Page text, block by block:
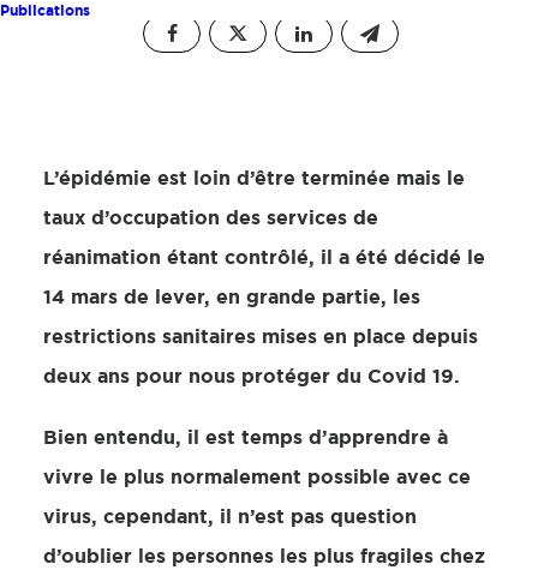
Publications
L’épidémie est loin d’être terminée mais le
taux d’occupation des services de
réanimation étant contrôlé, il a été décidé le
14 mars de lever, en grande partie, les
restrictions sanitaires mises en place depuis
deux ans pour nous protéger du Covid 19.
Bien entendu, il est temps d’apprendre à
vivre le plus normalement possible avec ce
virus, cependant, il n’est pas question
d’oublier les personnes les plus fragiles chez